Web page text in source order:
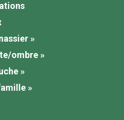
»
ombre »
»
»